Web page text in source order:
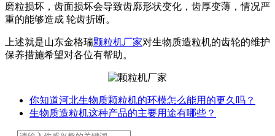
磨粒损坏，齿面损坏会导致齿廓形状变化，齿厚变薄，情况严
重的能够造成 轮齿折断。
上述就是山东金格瑞颗粒机厂家对生物质造粒机的齿轮的维护
保养措施希望对各位有帮助。
你知道河北生物质颗粒机的环模怎么能用的更久吗？
生物质造粒机这种产品的主要用途有哪些？